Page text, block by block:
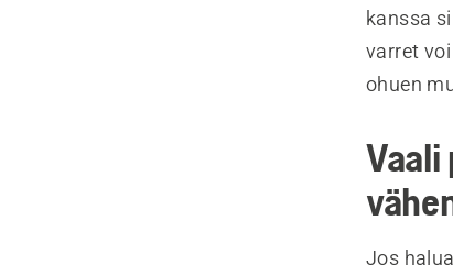
kanssa
varret
ohuen
Vaali
Jos